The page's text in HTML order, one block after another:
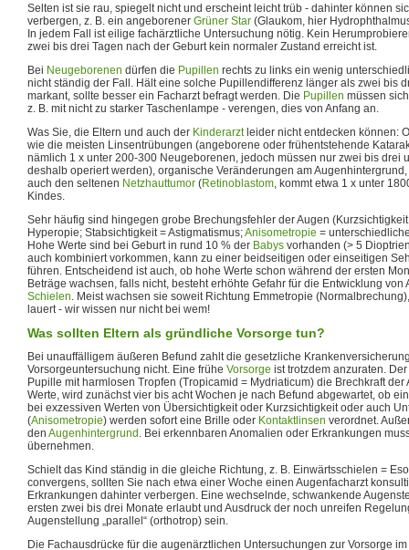
Selten ist sie rau, spiegelt nicht und erscheint leicht trüb - dahinter können
verbergen, z. B. ein angeborener Grüner Star (Glaukom, hier
In jedem Fall ist eilige fachärztliche Untersuchung nötig. Kein
zwei bis drei Tagen nach der Geburt kein normaler Zustand erreicht ist.
Bei Neugeborenen dürfen die Pupillen rechts zu links ein wenig
nicht ständig der Fall. Hält eine solche Pupillendifferenz länger als zwei bis
markant, sollte besser ein Facharzt befragt werden. Die Pupillen müssen
z. B. mit nicht zu starker Taschenlampe - verengen, dies von Anfang an.
Was Sie, die Eltern und auch der Kinderarztleider nicht entdecken können:
wie die meisten Linsentrübungen (angeborene oder frühentstehende
nämlich 1 x unter 200-300 Neugeborenen, jedoch müssen nur zwei bis drei
deshalb operiert werden), organische Veränderungen am
auch den seltenen Netzhauttumor (Retinoblastom, kommt etwa 1 x unter
Kindes.
Sehr häufig sind hingegen grobe Brechungsfehler der Augen
Hyperopie; Stabsichtigkeit = Astigmatismus;Anisometropie =
Hohe Werte sind bei Geburt in rund 10 % der Babys vorhanden (> 5
auch kombiniert vorkommen, kann zu einer beidseitigen oder einseitigen
führen. Entscheidend ist auch, ob hohe Werte schon während der ersten
Beträge wachsen, falls nicht, besteht erhöhte Gefahr für die Entwicklung von
Schielen. Meist wachsen sie soweit Richtung Emmetropie
lauert - wir wissen nur nicht bei wem!
Was sollten Eltern als gründliche Vorsorge tun?
Bei unauffälligem äußeren Befund zahlt die gesetzliche
Vorsorgeuntersuchung nicht. Eine frühe Vorsorge ist trotzdem anzuraten. Der
Pupille mit harmlosen Tropfen (Tropicamid = Mydriaticum) die Brechkraft der
Werte, wird zunächst vier bis acht Wochen je nach Befund abgewartet, ob
bei exzessiven Werten von Übersichtigkeit oder Kurzsichtigkeit oder auch
(Anisometropie) werden sofort eine Brille oder Kontaktlinsen verordnet.
den Augenhintergrund . Bei erkennbaren Anomalien oder Erkrankungen
übernehmen.
Schielt das Kind ständig in die gleiche Richtung, z. B. Einwärtsschielen =
convergens, sollten Sie nach etwa einer Woche einen Augenfacharzt
Erkrankungen dahinter verbergen. Eine wechselnde, schwankende
ersten zwei bis drei Monate erlaubt und Ausdruck der noch unreifen
Augenstellung „parallel“ (orthotrop) sein.
Die Fachausdrücke für die augenärztlichen Untersuchungen zur Vorsorge